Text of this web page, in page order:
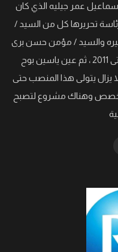
عمر جيليه الذي كان
رئاسة تحريرها كل من السيد /
والسيد / مؤمن حسن برى
الذي تولى رئاسة تحريرها منذ 1999 حتى 2011 ، ثم عين ياسين بوح
مديرا للجريدة منذ يونيو 2011 ولا يزال يتولى هذا المنصب حتى
وهناك مشروع لتصبح